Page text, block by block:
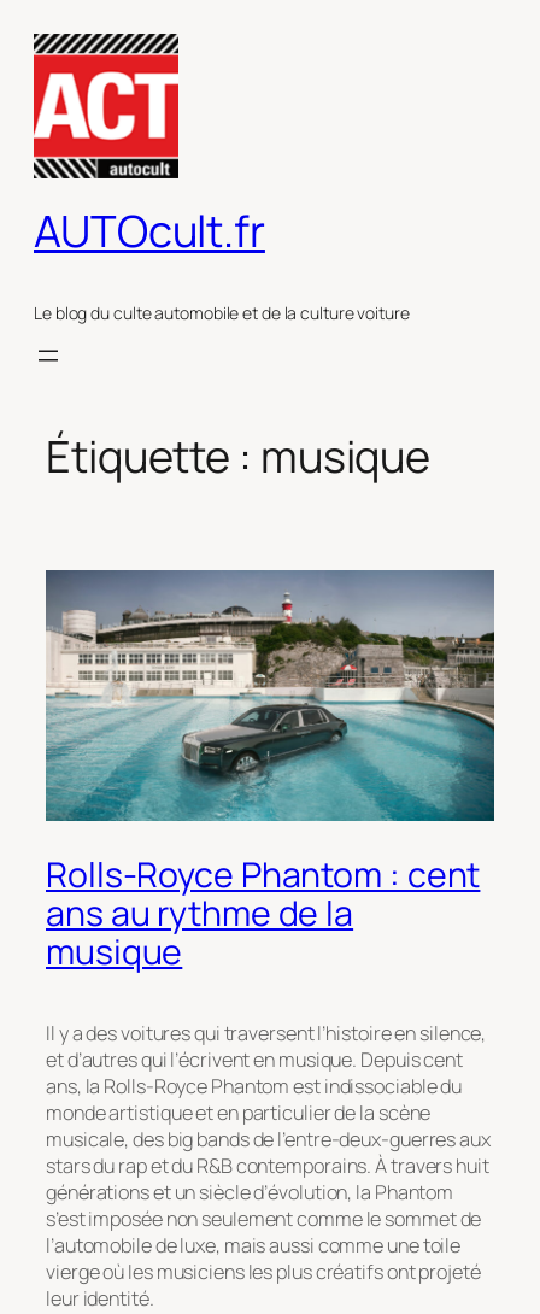
contenu
AUTOcult.fr
Le blog du culte automobile et de la culture voiture
Étiquette : musique
Rolls-Royce Phantom : cent
ans au rythme de la
musique
Il y a des voitures qui traversent l’histoire en silence,
et d’autres qui l’écrivent en musique. Depuis cent
ans, la Rolls-Royce Phantom est indissociable du
monde artistique et en particulier de la scène
musicale, des big bands de l’entre-deux-guerres aux
stars du rap et du R&B contemporains. À travers huit
générations et un siècle d’évolution, la Phantom
s’est imposée non seulement comme le sommet de
l’automobile de luxe, mais aussi comme une toile
vierge où les musiciens les plus créatifs ont projeté
leur identité.